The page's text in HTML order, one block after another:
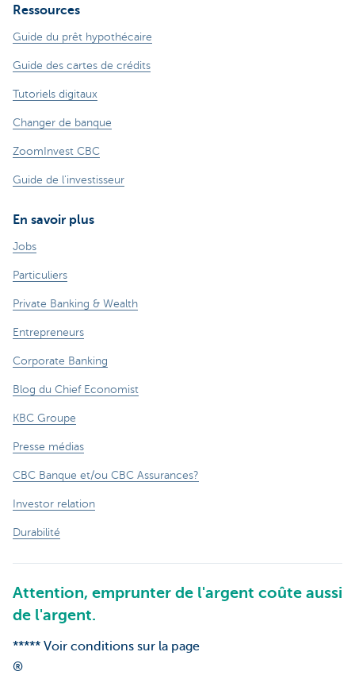
Ressources
Guide du prêt hypothécaire
Guide des cartes de crédits
Tutoriels digitaux
Changer de banque
ZoomInvest CBC
Guide de l'investisseur
En savoir plus
Jobs
Particuliers
Private Banking & Wealth
Entrepreneurs
Corporate Banking
Blog du Chief Economist
KBC Groupe
Presse médias
CBC Banque et/ou CBC Assurances?
Investor relation
Durabilité
Attention, emprunter de l'argent coûte aussi
de l'argent.
***** Voir conditions sur la page
®